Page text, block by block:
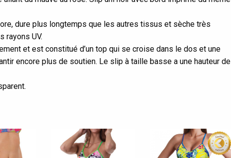
dure plus longtemps que les autres tissus et sèche très
rayons UV.
et est constitué d’un top qui se croise dans le dos et une
encore plus de soutien. Le slip à taille basse a une hauteur de